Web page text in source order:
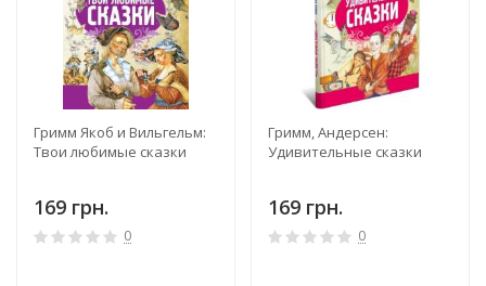
Гримм Якоб и Вильгельм:
Твои любимые сказки
169 грн.
0
Гримм, Андерсен:
Удивительные сказки
169 грн.
0